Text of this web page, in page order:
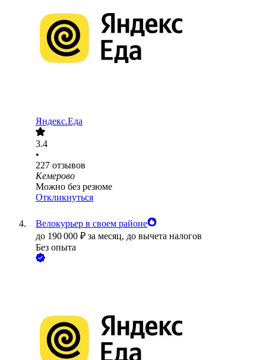
Яндекс.Еда
3.4
•
227 отзывов
Кемерово
Можно без резюме
Откликнуться
Велокурьер в своем районе
до 190 000 ₽ за месяц, до вычета налогов
Без опыта